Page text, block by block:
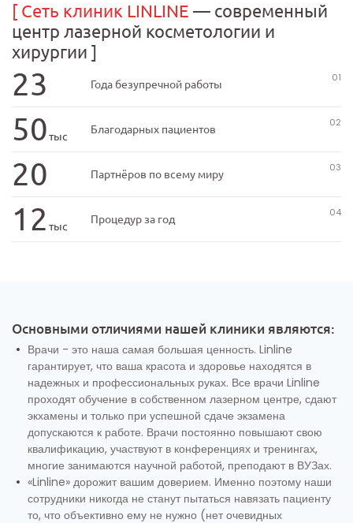
[ Сеть клиник LINLINE — современный
центр лазерной косметологии и
хирургии ]
23 Года безупречной работы
50тыс
Благодарных пациентов
20 Партнёров по всему миру
12тыс
Процедур за год
О нас
Основными отличиями нашей клиники являются:
Врачи - это наша самая большая ценность. Linline
гарантирует, что ваша красота и здоровье находятся в
надежных и профессиональных руках. Все врачи Linline
проходят обучение в собственном лазерном центре, сдают
экхамены и только при успешной сдаче экзамена
допускаются к работе. Врачи постоянно повышают свою
квалификацию, участвуют в конференциях и тренингах,
многие занимаются научной работой, преподают в ВУЗах.
«Linline» дорожит вашим доверием. Именно поэтому наши
сотрудники никогда не станут пытаться навязать пациенту
то, что объективно ему не нужно (нет очевидных